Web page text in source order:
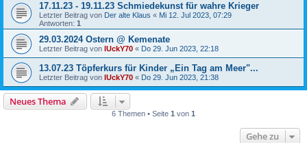
17.11.23 - 19.11.23 Schmiedekunst für wahre Krieger
Letzter Beitrag von Der alte Klaus « Mi 12. Jul 2023, 07:29
Antworten: 1
29.03.2024 Ostern @ Kemenate
Letzter Beitrag von lUckY70 « Do 29. Jun 2023, 22:18
13.07.23 Töpferkurs für Kinder „Ein Tag am Meer"...
Letzter Beitrag von lUckY70 « Do 29. Jun 2023, 21:38
Neues Thema
6 Themen • Seite 1 von 1
Gehe zu